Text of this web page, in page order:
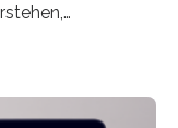
Ruhr-
Bochum in